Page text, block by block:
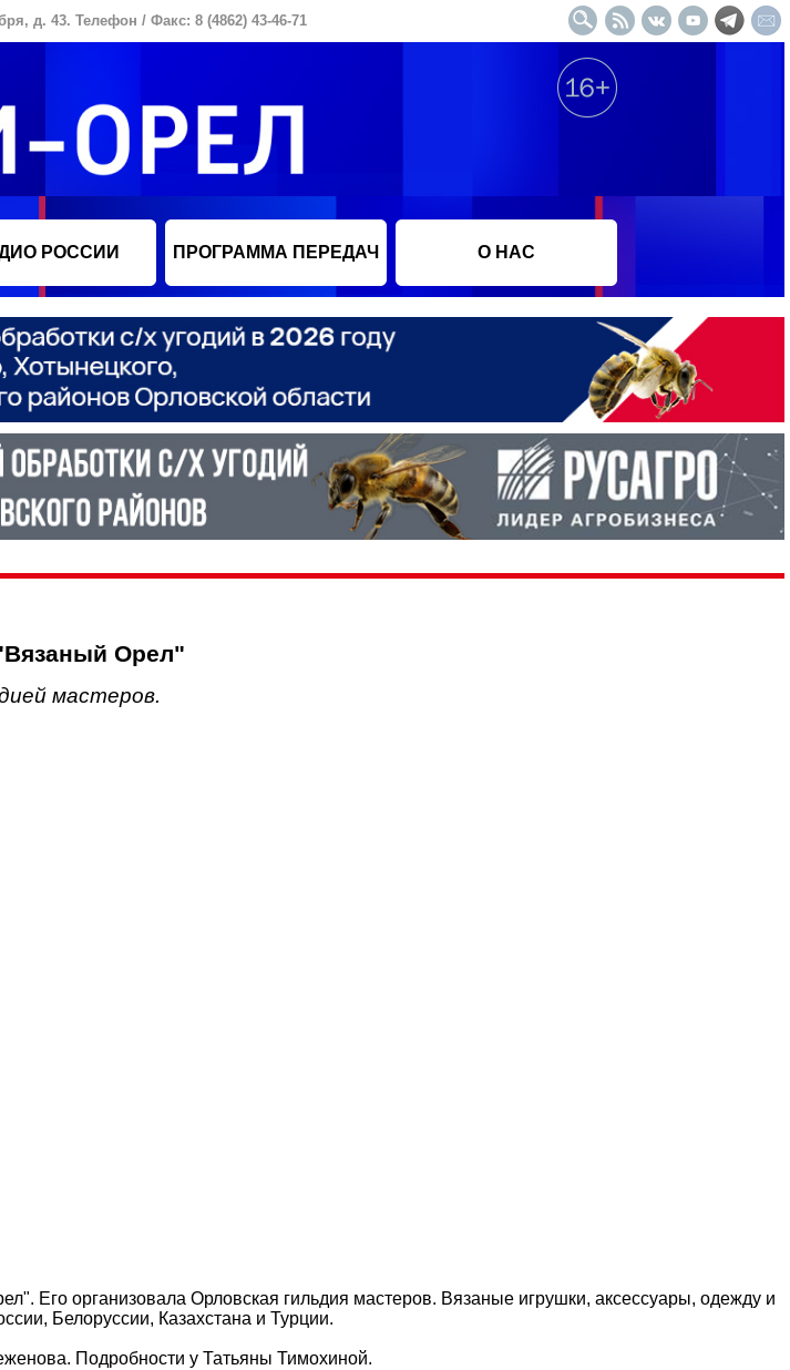
д. 43. Телефон / Факс: 8 (4862) 43-46-71
РОССИИ ПРОГРАММА ПЕРЕДАЧ О НАС
Орел"
мастеров.
Его организовала Орловская гильдия мастеров. Вязаные игрушки, аксессуары, одежду и
Белоруссии, Казахстана и Турции.
Подробности у Татьяны Тимохиной.